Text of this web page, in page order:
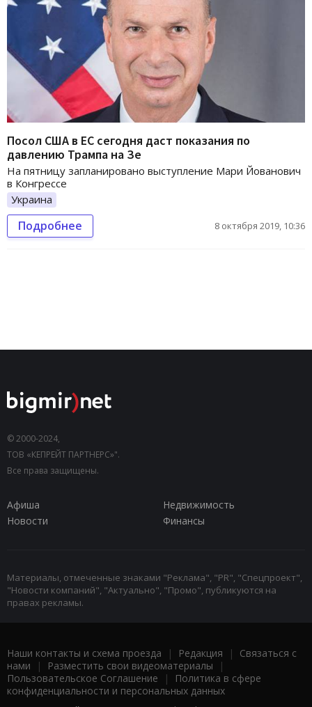
Посол США в ЕС сегодня даст показания по
давлению Трампа на Зе
На пятницу запланировано выступление Мари Йованович
в Конгрессе
Украина
Подробнее 8 октября 2019, 10:36
© 2000-2024,
ТОВ «КЕПРЕЙТ ПАРТНЕРС»".
Все права защищены.
Афиша
Недвижимость
Новости
Финансы
Материалы, отмеченные знаками "Реклама", "PR", "Спецпроект",
"Новости компаний", "Актуально", "Промо", публикуются на
правах рекламы.
Наши контакты и схема проезда | Редакция | Связаться с
нами | Разместить свои видеоматериалы |
Пользовательское Соглашение |
Политика в сфере
конфиденциальности и персональных данных